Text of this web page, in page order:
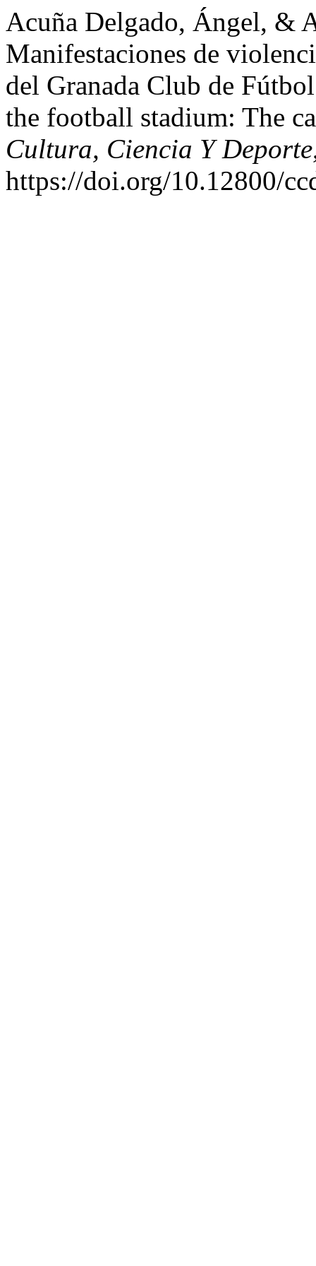
Acuña Delgado, Ángel, &
Manifestaciones de
del Granada Club de
the football stadium: The
Cultura, Ciencia Y Deporte
https://doi.org/10.12800/